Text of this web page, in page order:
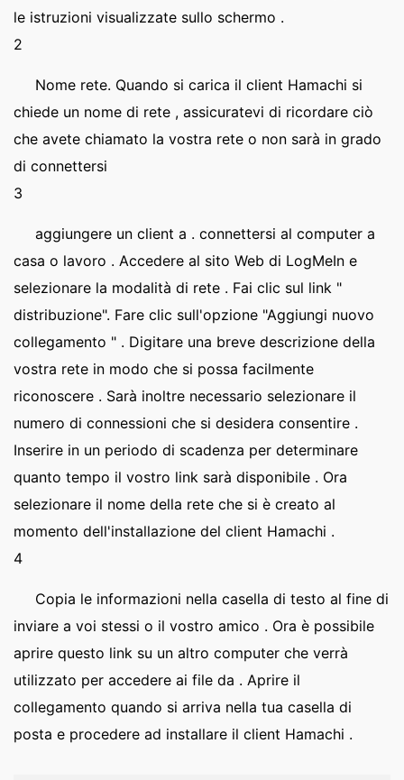
le istruzioni visualizzate sullo schermo .
2
Nome rete. Quando si carica il client Hamachi si
chiede un nome di rete , assicuratevi di ricordare ciò
che avete chiamato la vostra rete o non sarà in grado
di connettersi
3
aggiungere un client a . connettersi al computer a
casa o lavoro . Accedere al sito Web di LogMeIn e
selezionare la modalità di rete . Fai clic sul link "
distribuzione". Fare clic sull'opzione "Aggiungi nuovo
collegamento " . Digitare una breve descrizione della
vostra rete in modo che si possa facilmente
riconoscere . Sarà inoltre necessario selezionare il
numero di connessioni che si desidera consentire .
Inserire in un periodo di scadenza per determinare
quanto tempo il vostro link sarà disponibile . Ora
selezionare il nome della rete che si è creato al
momento dell'installazione del client Hamachi .
4
Copia le informazioni nella casella di testo al fine di
inviare a voi stessi o il vostro amico . Ora è possibile
aprire questo link su un altro computer che verrà
utilizzato per accedere ai file da . Aprire il
collegamento quando si arriva nella tua casella di
posta e procedere ad installare il client Hamachi .